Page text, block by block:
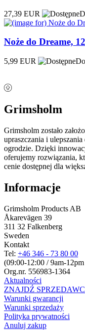
27,39 EUR
Noże do Dreame,
5,99 EUR
Grimsholm
Grimsholm zostało
upraszczania i
ogrodzie. Dzięki
oferujemy rozwiązania,
cenie dostępnej dla
Informacje
Grimsholm Products AB
Åkarevägen 39
311 32 Falkenberg
Sweden
Kontakt
Tel: +46 346 - 73 80 00
(09:00-12:00 / 9am-
Org.nr. 556983-1364
Aktualności
ZNAJDŹ
Warunki gwarancji
Warunki sprzedaży
Polityka prywatności
Anuluj zakup